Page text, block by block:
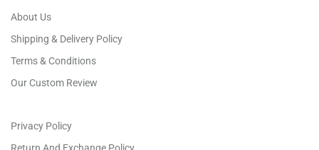
About Us
Shipping & Delivery Policy
Terms & Conditions
Our Custom Review
Privacy Policy